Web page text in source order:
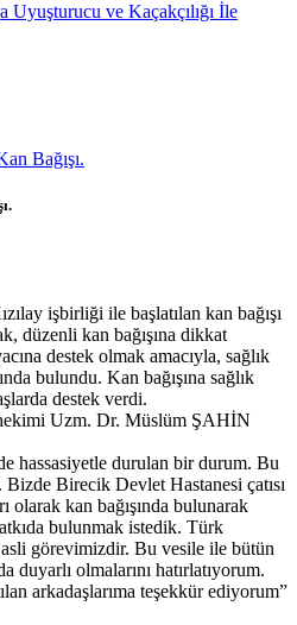
Uyuşturucu ve Kaçakçılığı İle
Bağışı.
işbirliği ile başlatılan kan bağışı
düzenli kan bağışına dikkat
destek olmak amacıyla, sağlık
bulundu. Kan bağışına sağlık
destek verdi.
Uzm. Dr. Müslüm ŞAHİN
hassasiyetle durulan bir durum. Bu
Birecik Devlet Hastanesi çatısı
olarak kan bağışında bulunarak
bulunmak istedik. Türk
asli görevimizdir. Bu vesile ile bütün
duyarlı olmalarını hatırlatıyorum.
arkadaşlarıma teşekkür ediyorum”